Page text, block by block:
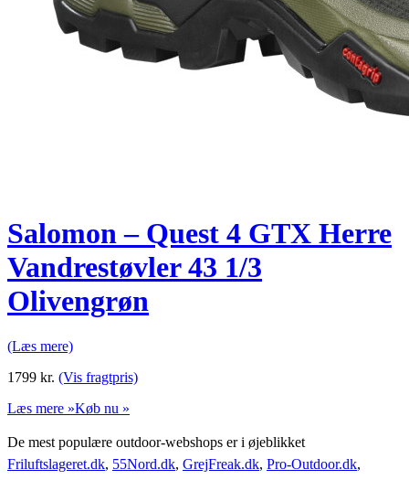
Salomon – Quest 4 GTX Herre
Vandrestøvler 43 1/3
Olivengrøn
(Læs mere)
1799 kr. (Vis fragtpris)
Læs mere »Køb nu »
De mest populære outdoor-webshops er i øjeblikket
Friluftslageret.dk, 55Nord.dk, GrejFreak.dk, Pro-Outdoor.dk,